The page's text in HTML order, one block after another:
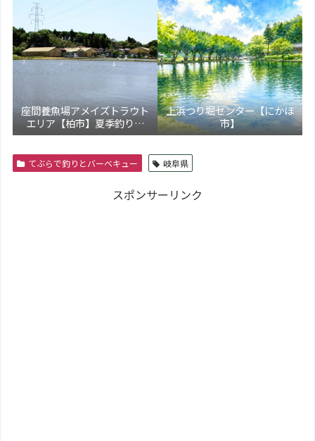
座間養魚場アメイズトラウト
エリア【柏市】夏季釣り場
5/17より新装オープン！トラ
上浜つり堀センター【にかほ
市】
てぶらで釣りとバーベキュー 岐阜県
スポンサーリンク